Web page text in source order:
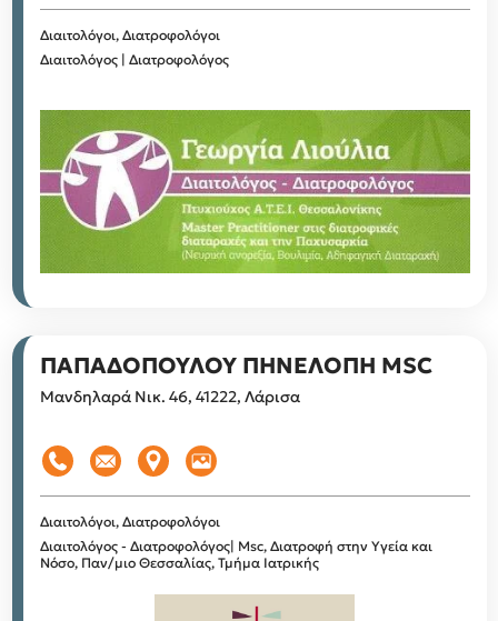
Διαιτολόγοι, Διατροφολόγοι
Διαιτολόγος | Διατροφολόγος
ΠΑΠΑΔΟΠΟΥΛΟΥ ΠΗΝΕΛΟΠΗ MSC
Μανδηλαρά Νικ. 46, 41222, Λάρισα
Διαιτολόγοι, Διατροφολόγοι
Διαιτολόγος - Διατροφολόγος| Msc, Διατροφή στην Υγεία και
Νόσο, Παν/μιο Θεσσαλίας, Τμήμα Ιατρικής